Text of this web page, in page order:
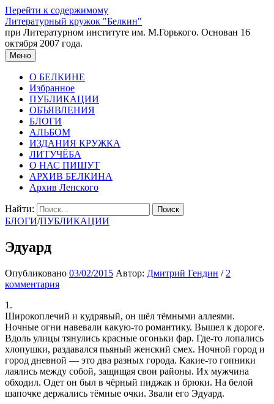
Перейти к содержимому
Литературный кружок "Белкин"
при Литературном институте им. М.Горького. Основан 16
октября 2007 года.
Меню
О БЕЛКИНЕ
Избранное
ПУБЛИКАЦИИ
ОБЪЯВЛЕНИЯ
БЛОГИ
АЛЬБОМ
ИЗДАНИЯ КРУЖКА
ЛИТУЧЁБА
О НАС ПИШУТ
АРХИВ БЕЛКИНА
Архив Ленского
Найти:
БЛОГИ/ПУБЛИКАЦИИ
Эдуард
Опубликовано 03/02/2015 Автор: Дмитрий Гендин / 2
комментария
1.
Широкоплечий и кудрявый, он шёл тёмными аллеями.
Ночные огни навевали какую-то романтику. Вышел к дороге.
Вдоль улицы тянулись красные огоньки фар. Где-то лопались
хлопушки, раздавался пьяный женский смех. Ночной город и
город дневной — это два разных города. Какие-то гопники
лаялись между собой, защищая свои районы. Их мужчина
обходил. Одет он был в чёрный пиджак и брюки. На белой
шапочке держались тёмные очки. Звали его Эдуард.